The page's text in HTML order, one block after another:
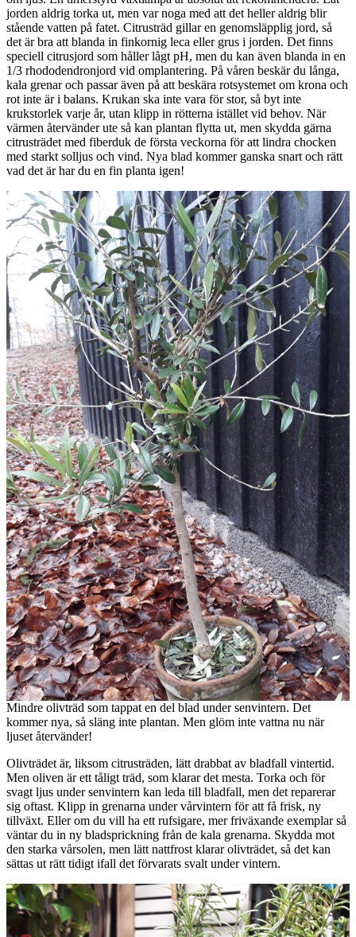
jorden aldrig torka ut, men var noga med att det heller aldrig blir
stående vatten på fatet. Citrusträd gillar en genomsläpplig jord, så
det är bra att blanda in finkornig leca eller grus i jorden. Det finns
speciell citrusjord som håller lågt pH, men du kan även blanda in en
1/3 rhododendronjord vid omplantering. På våren beskär du långa,
kala grenar och passar även på att beskära rotsystemet om krona och
rot inte är i balans. Krukan ska inte vara för stor, så byt inte
krukstorlek varje år, utan klipp in rötterna istället vid behov. När
värmen återvänder ute så kan plantan flytta ut, men skydda gärna
citrusträdet med fiberduk de första veckorna för att lindra chocken
med starkt solljus och vind. Nya blad kommer ganska snart och rätt
vad det är har du en fin planta igen!
Mindre olivträd som tappat en del blad under senvintern. Det
kommer nya, så släng inte plantan. Men glöm inte vattna nu när
ljuset återvänder!
Olivträdet är, liksom citrusträden, lätt drabbat av bladfall vintertid.
Men oliven är ett tåligt träd, som klarar det mesta. Torka och för
svagt ljus under senvintern kan leda till bladfall, men det reparerar
sig oftast. Klipp in grenarna under vårvintern för att få frisk, ny
tillväxt. Eller om du vill ha ett rufsigare, mer friväxande exemplar så
väntar du in ny bladsprickning från de kala grenarna. Skydda mot
den starka vårsolen, men lätt nattfrost klarar olivträdet, så det kan
sättas ut rätt tidigt ifall det förvarats svalt under vintern.